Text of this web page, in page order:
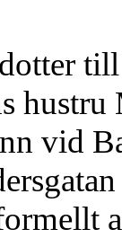
hustru
vid